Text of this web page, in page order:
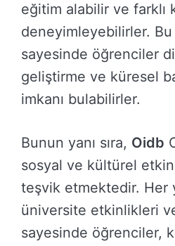
eğitim alabilir ve farklı
deneyimleyebilirler.
sayesinde öğrenciler
geliştirme ve küresel
imkanı bulabilirler.
Bunun yanı sıra, Oidb
sosyal ve kültürel
teşvik etmektedir. Her
üniversite etkinlikleri
sayesinde öğrenciler,